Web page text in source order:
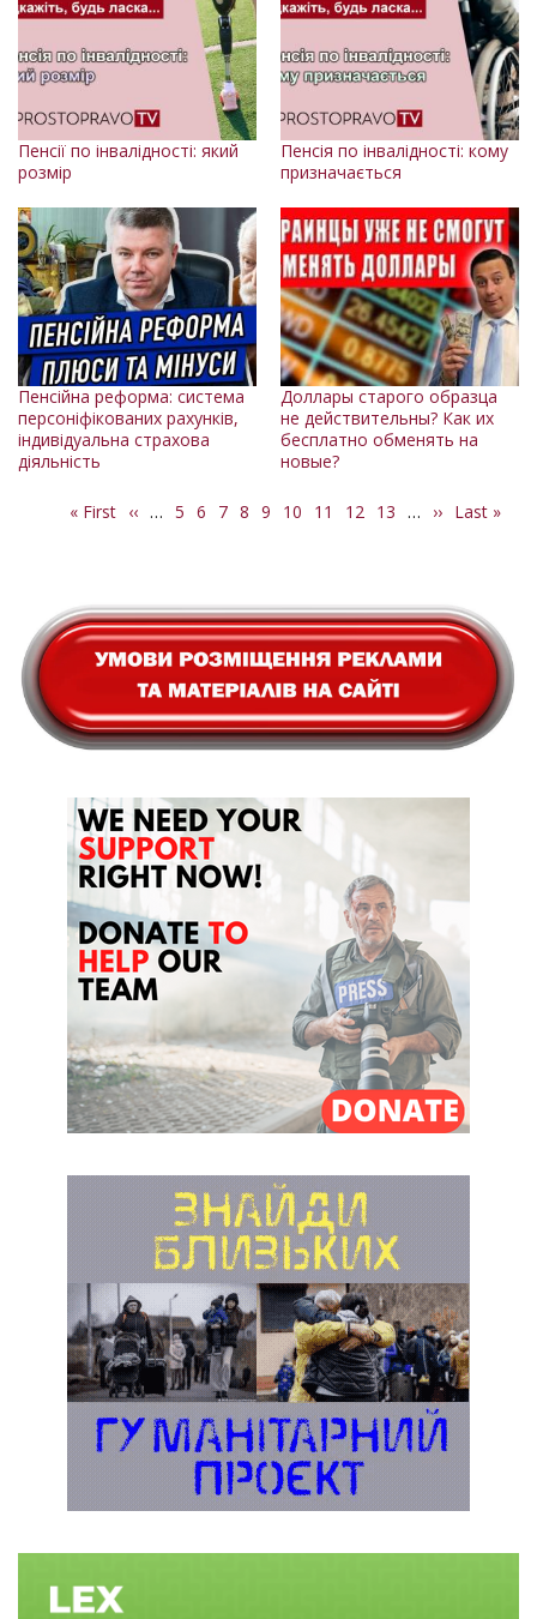
Пенсії по інвалідності: який
розмір
Пенсія по інвалідності: кому
призначається
Пенсійна реформа: система
персоніфікованих рахунків,
індивідуальна страхова
діяльність
Доллары старого образца
не действительны? Как их
бесплатно обменять на
новые?
Розбивка
Перша
« First Попередня
‹‹ … Сторінка
5 Сторінка
6 Сторінка
7 Сторінка
8 Поточна
9 Сторінка
10 Сторінка
11 Сторінка
12 Сторінка
13 …
Наступна
›› Остання
Last »